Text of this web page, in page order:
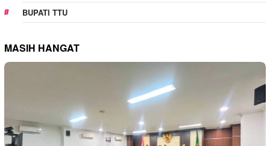
BUPATI TTU
MASIH HANGAT